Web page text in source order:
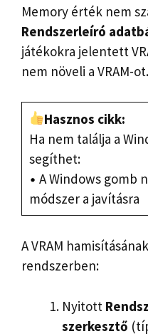
Memory érték nem
Rendszerleíró
játékokra jelentett
nem növeli a VRAM-ot.
Hasznos cikk:
Ha nem találja a
segíthet:
A Windows gomb
módszer a javításra
A VRAM
rendszerben:
Nyitott
szerkesztő